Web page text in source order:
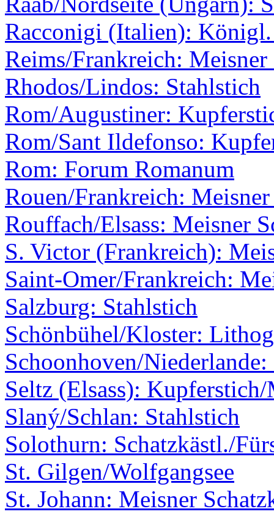
Racconigi (Italien): Königl.
Reims/Frankreich: Meisner
Rhodos/Lindos: Stahlstich
Rom/Augustiner:
Rom/Sant Ildefonso:
Rom: Forum Romanum
Rouen/Frankreich:
Rouffach/Elsass: Meisner
S. Victor (Frankreich):
Saint-Omer/Frankreich:
Salzburg: Stahlstich
Schönbühel/Kloster:
Schoonhoven/
Seltz (Elsass):
Slaný/Schlan: Stahlstich
Solothurn: Schatzkästl./
St. Gilgen/Wolfgangsee
St. Johann: Meisner